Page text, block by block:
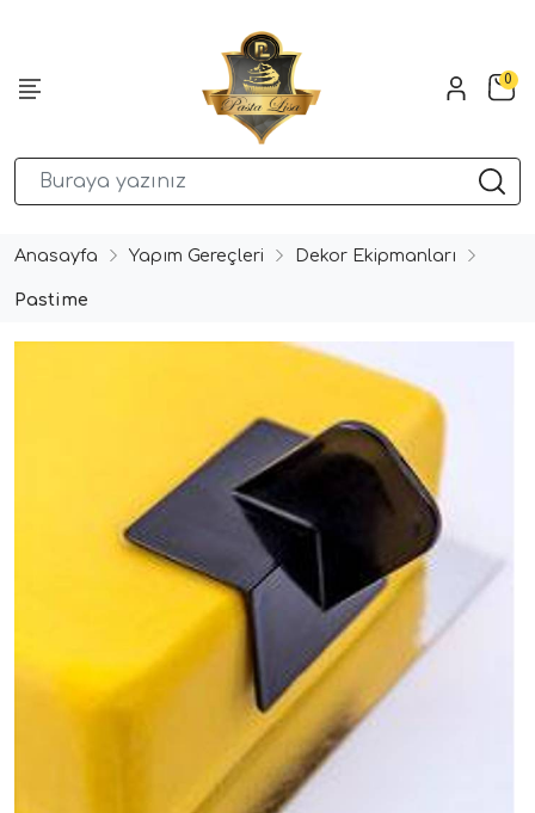
0
Anasayfa Yapım Gereçleri Dekor Ekipmanları
Pastime